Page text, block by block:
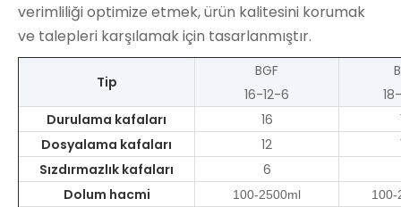
verimliliği optimize etmek, ürün kalitesini korumak
ve talepleri karşılamak için tasarlanmıştır.
Tip
BGF
16-12-6
Durulama kafaları
16
Dosyalama kafaları
12
Sızdırmazlık kafaları
6
Dolum hacmi
100-2500ml 100-